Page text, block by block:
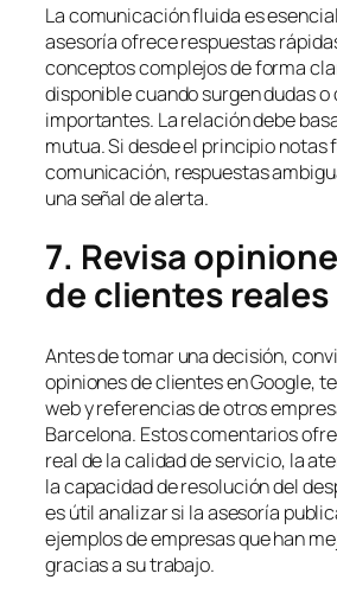
La comunicación fluida es
asesoría ofrece respuestas
conceptos complejos de forma
disponible cuando surgen dudas
importantes. La relación debe
mutua. Si desde el principio notas
comunicación, respuestas
una señal de alerta.
7. Revisa
de clientes reales
Antes de tomar una decisión,
opiniones de clientes en Google,
web y referencias de otros
Barcelona. Estos comentarios
real de la calidad de servicio, la
la capacidad de resolución del
es útil analizar si la asesoría
ejemplos de empresas que han
gracias a su trabajo.